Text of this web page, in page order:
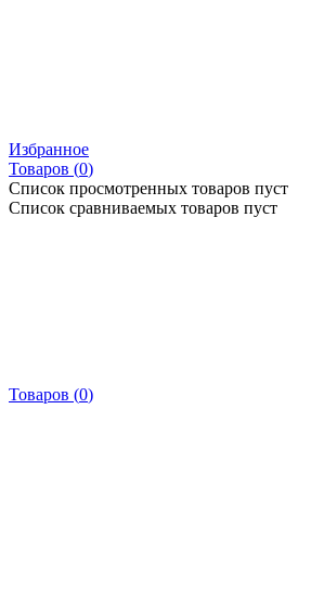
Избранное
Товаров (0)
Список просмотренных товаров пуст
Список сравниваемых товаров пуст
Товаров (0)